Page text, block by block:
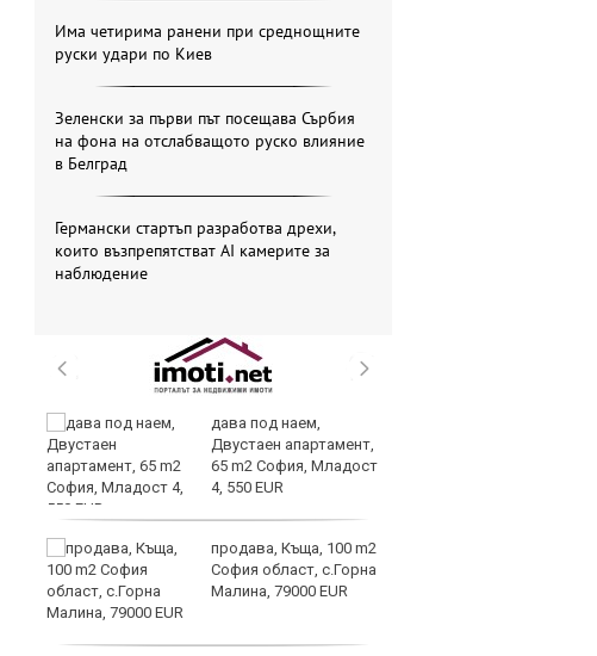
Има четирима ранени при среднощните
руски удари по Киев
Зеленски за първи път посещава Сърбия
на фона на отслабващото руско влияние
в Белград
Германски стартъп разработва дрехи,
които възпрепятстват AI камерите за
наблюдение
дава под наем,
Двустаен апартамент,
65 m2 София, Младост
4, 550 EUR
продава, Къща, 100 m2
София област, с.Горна
Малина, 79000 EUR